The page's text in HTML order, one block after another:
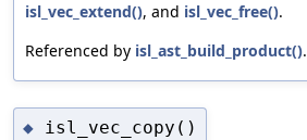
isl_vec_extend(), and isl_vec_free().
Referenced by isl_ast_build_product().
◆ isl_vec_copy()